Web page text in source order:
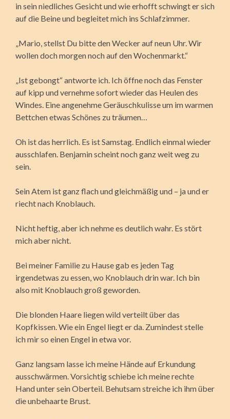
in sein niedliches Gesicht und wie erhofft schwingt er sich
auf die Beine und begleitet mich ins Schlafzimmer.
„Mario, stellst Du bitte den Wecker auf neun Uhr. Wir
wollen doch morgen noch auf den Wochenmarkt.“
„Ist gebongt“ antworte ich. Ich öffne noch das Fenster
auf kipp und vernehme sofort wieder das Heulen des
Windes. Eine angenehme Geräuschkulisse um im warmen
Bettchen etwas Schönes zu träumen…
Oh ist das herrlich. Es ist Samstag. Endlich einmal wieder
ausschlafen. Benjamin scheint noch ganz weit weg zu
sein.
Sein Atem ist ganz flach und gleichmäßig und – ja und er
riecht nach Knoblauch.
Nicht heftig, aber ich nehme es deutlich wahr. Es stört
mich aber nicht.
Bei meiner Familie zu Hause gab es jeden Tag
irgendetwas zu essen, wo Knoblauch drin war. Ich bin
also mit Knoblauch groß geworden.
Die blonden Haare liegen wild verteilt über das
Kopfkissen. Wie ein Engel liegt er da. Zumindest stelle
ich mir so einen Engel in etwa vor.
Ganz langsam lasse ich meine Hände auf Erkundung
ausschwärmen. Vorsichtig schiebe ich meine rechte
Hand unter sein Oberteil. Behutsam streiche ich ihm über
die unbehaarte Brust.